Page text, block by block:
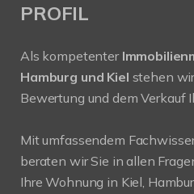
PROFIL
Als kompetenter
Hamburg und Kiel stehen
Bewertung und dem Verkauf
Mit umfassendem
beraten wir Sie in allen
Ihre Wohnung in Kiel,